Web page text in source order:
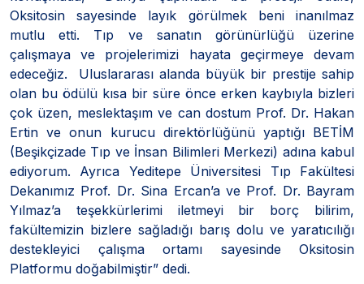
Oksitosin sayesinde layık görülmek beni inanılmaz
mutlu etti. Tıp ve sanatın görünürlüğü üzerine
çalışmaya ve projelerimizi hayata geçirmeye devam
edeceğiz. Uluslararası alanda büyük bir prestije sahip
olan bu ödülü kısa bir süre önce erken kaybıyla bizleri
çok üzen, meslektaşım ve can dostum Prof. Dr. Hakan
Ertin ve onun kurucu direktörlüğünü yaptığı BETİM
(Beşikçizade Tıp ve İnsan Bilimleri Merkezi) adına kabul
ediyorum. Ayrıca Yeditepe Üniversitesi Tıp Fakültesi
Dekanımız Prof. Dr. Sina Ercan’a ve Prof. Dr. Bayram
Yılmaz’a teşekkürlerimi iletmeyi bir borç bilirim,
fakültemizin bizlere sağladığı barış dolu ve yaratıcılığı
destekleyici çalışma ortamı sayesinde Oksitosin
Platformu doğabilmiştir” dedi.